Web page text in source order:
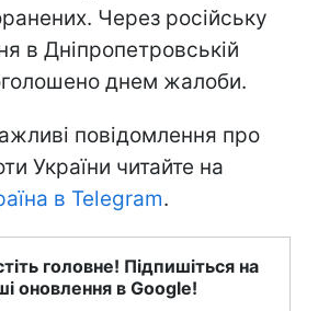
Через російську
в Дніпропетровській
днем жалоби.
повідомлення про
України читайте на
в Telegram.
головне! Підпишіться на
оновлення в Google!